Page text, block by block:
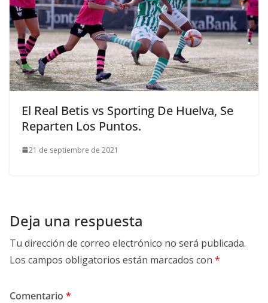
El Real Betis vs Sporting De Huelva, Se
Reparten Los Puntos.
21 de septiembre de 2021
Deja una respuesta
Tu dirección de correo electrónico no será publicada.
Los campos obligatorios están marcados con *
Comentario *